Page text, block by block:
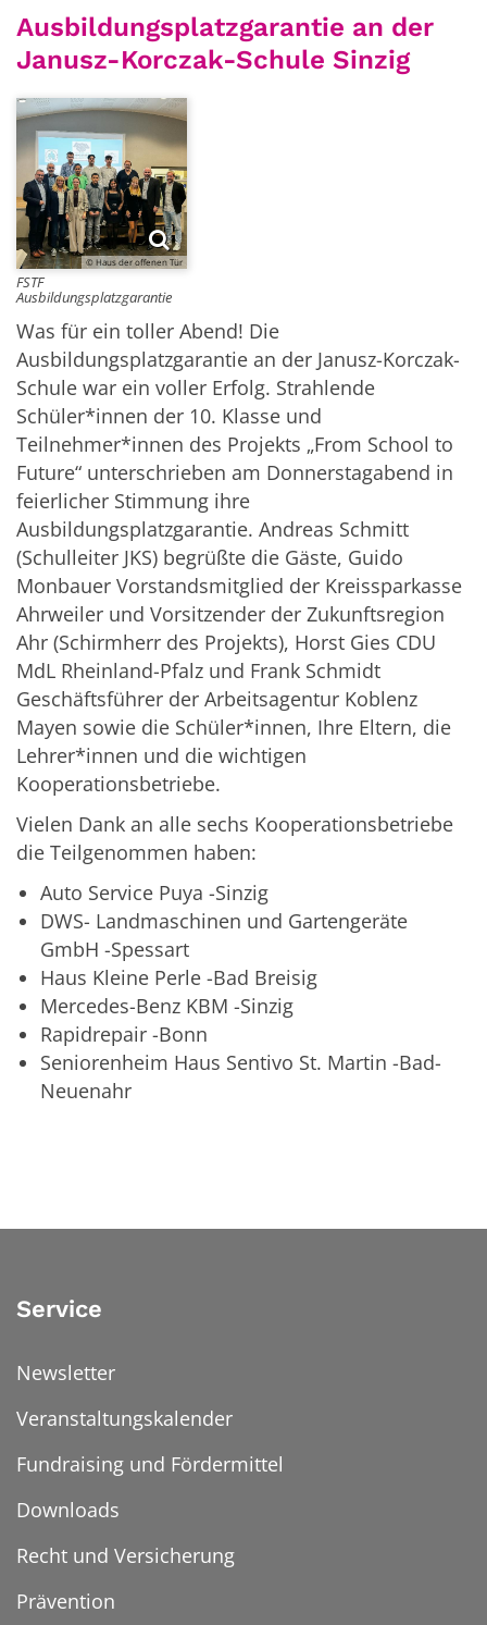
Ausbildungsplatzgarantie an der
Janusz-Korczak-Schule Sinzig
© Haus der offenen Tür
FSTF
Ausbildungsplatzgarantie
Was für ein toller Abend! Die
Ausbildungsplatzgarantie an der Janusz-Korczak-
Schule war ein voller Erfolg. Strahlende
Schüler*innen der 10. Klasse und
Teilnehmer*innen des Projekts „From School to
Future“ unterschrieben am Donnerstagabend in
feierlicher Stimmung ihre
Ausbildungsplatzgarantie. Andreas Schmitt
(Schulleiter JKS) begrüßte die Gäste, Guido
Monbauer Vorstandsmitglied der Kreissparkasse
Ahrweiler und Vorsitzender der Zukunftsregion
Ahr (Schirmherr des Projekts), Horst Gies CDU
MdL Rheinland-Pfalz und Frank Schmidt
Geschäftsführer der Arbeitsagentur Koblenz
Mayen sowie die Schüler*innen, Ihre Eltern, die
Lehrer*innen und die wichtigen
Kooperationsbetriebe.
Vielen Dank an alle sechs Kooperationsbetriebe
die Teilgenommen haben:
Auto Service Puya -Sinzig
DWS- Landmaschinen und Gartengeräte
GmbH -Spessart
Haus Kleine Perle -Bad Breisig
Mercedes-Benz KBM -Sinzig
Rapidrepair -Bonn
Seniorenheim Haus Sentivo St. Martin -Bad-
Neuenahr
Service
Newsletter
Veranstaltungskalender
Fundraising und Fördermittel
Downloads
Recht und Versicherung
Prävention